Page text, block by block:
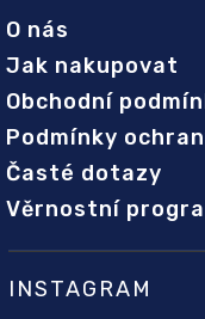
O nás
Jak nakupovat
Obchodní
Podmínky
Časté dotazy
Věrnostní
INSTAGRAM